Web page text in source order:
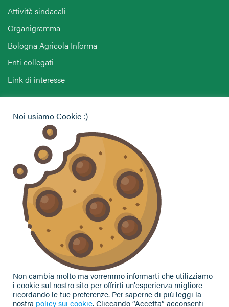
Attività sindacali
Organigramma
Bologna Agricola Informa
Enti collegati
Link di interesse
Vuoi contattarci per ricevere assistenza, lasciare un
commento o chiedere informazioni?
CONTATTACI
Seguici sui social
Noi usiamo Cookie :)
Non cambia molto ma vorremmo informarti che utilizziamo
i cookie sul nostro sito per offrirti un'esperienza migliore
ricordando le tue preferenze. Per saperne di più leggi la
nostra policy sui cookie. Cliccando “Accetta” acconsenti